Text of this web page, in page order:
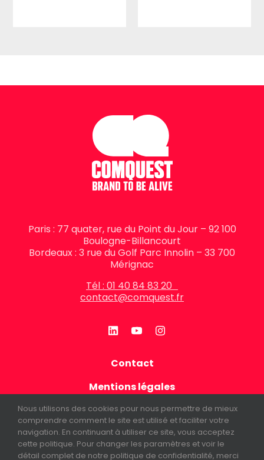
Paris : 77 quater, rue du Point du Jour – 92 100
Boulogne-Billancourt
Bordeaux : 3 rue du Golf Parc Innolin – 33 700
Mérignac
Tél : 01 40 84 83 20
contact@comquest.fr
Contact
Mentions légales
Politique de confidentialité
FAQ
Newsletter
Nous utilisons des cookies pour nous permettre de mieux
comprendre comment le site est utilisé et faciliter votre
navigation. En continuant à utiliser ce site, vous acceptez
cette politique. Pour changer les paramètres et voir le
détail complet de notre politique de confidentialité, merci